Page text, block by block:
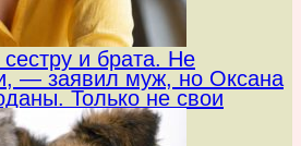
и брата. Не
— заявил муж, но Оксана
Только не свои